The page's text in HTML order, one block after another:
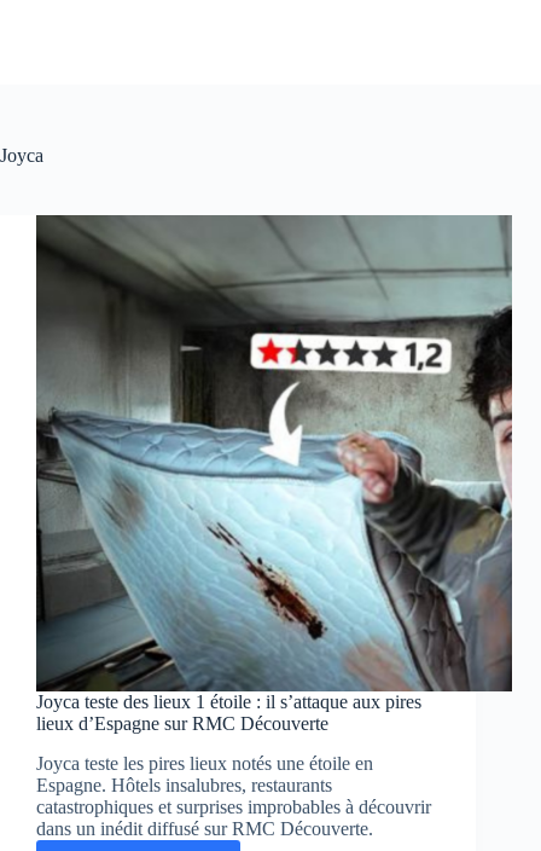
Joyca
Joyca teste des lieux 1 étoile : il s’attaque aux pires
lieux d’Espagne sur RMC Découverte
Joyca teste les pires lieux notés une étoile en
Espagne. Hôtels insalubres, restaurants
catastrophiques et surprises improbables à découvrir
dans un inédit diffusé sur RMC Découverte.